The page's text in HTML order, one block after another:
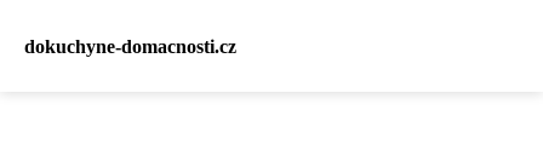
dokuchyne-domacnosti.cz